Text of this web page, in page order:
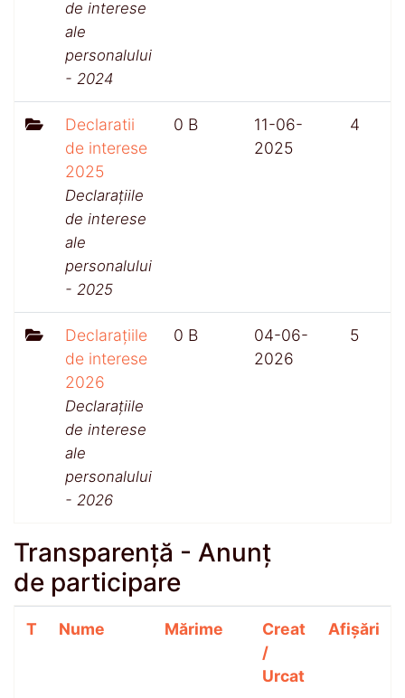
de interese
ale
personalului
- 2024
Declaratii
de interese
2025
Declarațiile
de interese
ale
personalului
- 2025
0 B
11-06-
2025
4
Declarațiile
de interese
2026
Declarațiile
de interese
ale
personalului
- 2026
0 B
04-06-
2026
5
Transparență - Anunț
de participare
T Nume Mărime
Creat
/
Urcat
Afișări